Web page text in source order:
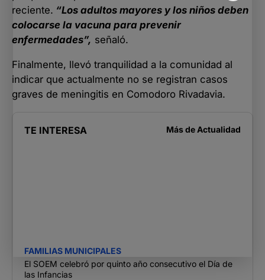
reciente. “Los adultos mayores y los niños deben
colocarse la vacuna para prevenir
enfermedades”, señaló.
Finalmente, llevó tranquilidad a la comunidad al
indicar que actualmente no se registran casos
graves de meningitis en Comodoro Rivadavia.
TE INTERESA Más de Actualidad
FAMILIAS MUNICIPALES
El SOEM celebró por quinto año consecutivo el Día de
las Infancias